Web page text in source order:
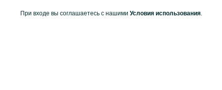
При входе вы соглашаетесь с нашими Условия использования.